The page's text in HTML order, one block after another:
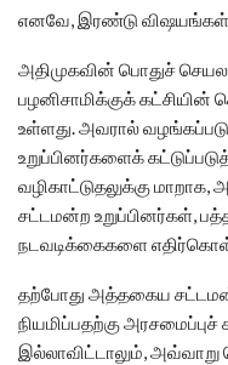
எனவே, இரண்டு
அதிமுகவின் பொதுச்
பழனிசாமிக்குக் கட்சியின்
உள்ளது. அவரால்
உறுப்பினர்களைக்
வழிகாட்டுதலுக்கு
சட்டமன்ற உறுப்பினர்கள்,
நடவடிக்கைகளை
தற்போது அத்தகைய
நியமிப்பதற்கு
இல்லாவிட்டாலும், அவ்வாறு